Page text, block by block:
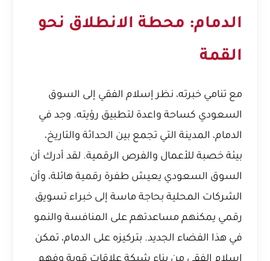
الدمام: محطة الانطلاق نحو
القمة
مع تنامي خبرته، نظر إسلام الفقي إلى السوق
السعودي كساحة واعدة لتطبيق رؤيته. وجد في
الدمام، المدينة التي تجمع بين الحداثة والتاريخ،
بيئة خصبة للأعمال والفرص الرقمية. لقد أدرك أن
السوق السعودي يعيش طفرة رقمية هائلة، وأن
الشركات المحلية بحاجة ماسة إلى خبراء تسويق
رقمي يمكنهم مساعدتهم على المنافسة والنمو
في هذا الفضاء الجديد. بتركيزه على الدمام، تمكن